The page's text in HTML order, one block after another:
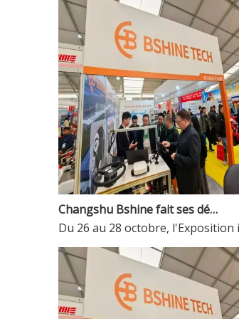
Changshu Bshine fait ses débuts au Salon des machines agricoles de Wuhan 2025, présentant la solution de connectivité intelligente ISOBUS qui permet la modernisation de l'agriculture
Du 26 au 28 octobre,